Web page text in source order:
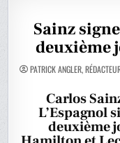
Sainz
deuxième
PATRICK ANGLER,
Carlos
L’Espagnol
deuxième